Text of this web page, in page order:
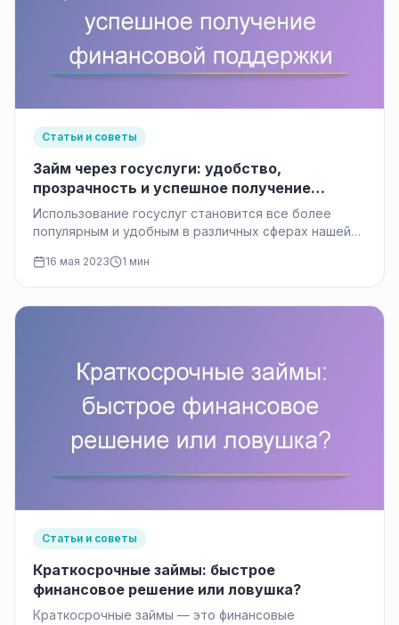
Статьи и советы
Займ через госуслуги: удобство,
прозрачность и успешное получение
финансовой поддержки
Использование госуслуг становится все более
популярным и удобным в различных сферах нашей
16 мая 2023 1 мин
Статьи и советы
Краткосрочные займы: быстрое
финансовое решение или ловушка?
Краткосрочные займы — это финансовые